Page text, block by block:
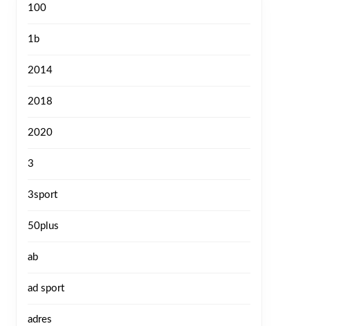
100
1b
2014
2018
2020
3
3sport
50plus
ab
ad sport
adres